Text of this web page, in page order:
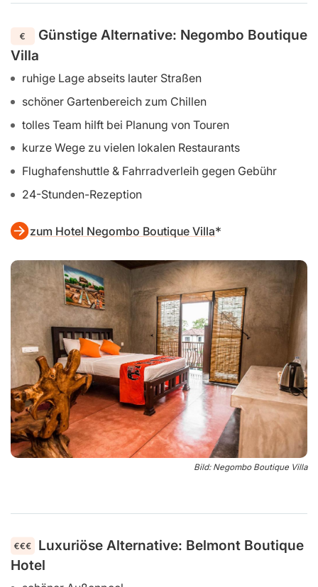
Günstige Alternative: Negombo Boutique
Villa
ruhige Lage abseits lauter Straßen
schöner Gartenbereich zum Chillen
tolles Team hilft bei Planung von Touren
kurze Wege zu vielen lokalen Restaurants
Flughafenshuttle & Fahrradverleih gegen Gebühr
24-Stunden-Rezeption
zum Hotel Negombo Boutique Villa
Bild: Negombo Boutique Villa
Luxuriöse Alternative: Belmont Boutique
Hotel